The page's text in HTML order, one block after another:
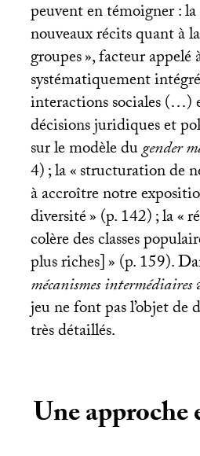
peuvent en témoigner : la
nouveaux récits quant à
groupes», facteur appelé
systématiquement
interactions sociales (…)
décisions juridiques et
sur le modèle dugender
4); la «structuration de
à accroître notre
diversité» (p. 142); la «
colère des classes
plus riches]» (p. 159).
mécanismes intermédiaires
jeu ne font pas l’objet de
très détaillés.
Une